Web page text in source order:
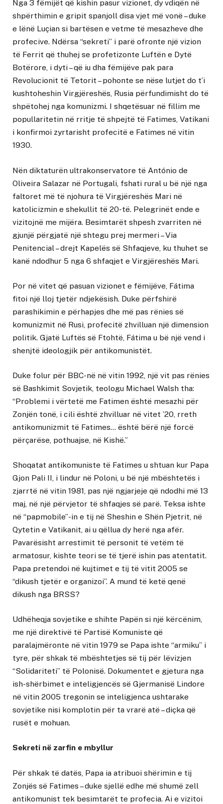
Nga 3 fëmijët që kishin pasur vizionet, dy vdiqën në
shpërthimin e gripit spanjoll disa vjet më vonë – duke
e lënë Luçian si bartësen e vetme të mesazheve dhe
profecive. Ndërsa “sekreti” i parë ofronte një vizion
të Ferrit që thuhej se profetizonte Luftën e Dytë
Botërore, i dyti – që iu dha fëmijëve pak para
Revolucionit të Tetorit – pohonte se nëse lutjet do t’i
kushtoheshin Virgjëreshës, Rusia përfundimisht do të
shpëtohej nga komunizmi. I shqetësuar në fillim me
popullaritetin në rritje të shpejtë të Fatimes, Vatikani
i konfirmoi zyrtarisht profecitë e Fatimes në vitin
1930.
Nën diktaturën ultrakonservatore të António de
Oliveira Salazar në Portugali, fshati rural u bë një nga
faltoret më të njohura të Virgjëreshës Mari në
katolicizmin e shekullit të 20-të. Pelegrinët ende e
vizitojnë me mijëra. Besimtarët shpesh zvarriten në
gjunjë përgjatë një shtegu prej mermeri – Via
Penitencial – drejt Kapelës së Shfaqjeve, ku thuhet se
kanë ndodhur 5 nga 6 shfaqjet e Virgjëreshës Mari.
Por në vitet që pasuan vizionet e fëmijëve, Fátima
fitoi një lloj tjetër ndjekësish. Duke përfshirë
parashikimin e përhapjes dhe më pas rënies së
komunizmit në Rusi, profecitë zhvilluan një dimension
politik. Gjatë Luftës së Ftohtë, Fátima u bë një vend i
shenjtë ideologjik për antikomunistët.
Duke folur për BBC-në në vitin 1992, një vit pas rënies
së Bashkimit Sovjetik, teologu Michael Walsh tha:
“Problemi i vërtetë me Fatimen është mesazhi për
Zonjën tonë, i cili është zhvilluar në vitet ’20, rreth
antikomunizmit të Fatimes… është bërë një forcë
përçarëse, pothuajse, në Kishë.”
Shoqatat antikomuniste të Fatimes u shtuan kur Papa
Gjon Pali II, i lindur në Poloni, u bë një mbështetës i
zjarrtë në vitin 1981, pas një ngjarjeje që ndodhi më 13
maj, në një përvjetor të shfaqjes së parë. Teksa ishte
në “papmobile”-in e tij në Sheshin e Shën Pjetrit, në
Qytetin e Vatikanit, ai u qëllua dy herë nga afër.
Pavarësisht arrestimit të personit të vetëm të
armatosur, kishte teori se të tjerë ishin pas atentatit.
Papa pretendoi në kujtimet e tij të vitit 2005 se
“dikush tjetër e organizoi”. A mund të ketë qenë
dikush nga BRSS?
Udhëheqja sovjetike e shihte Papën si një kërcënim,
me një direktivë të Partisë Komuniste që
paralajmëronte në vitin 1979 se Papa ishte “armiku” i
tyre, për shkak të mbështetjes së tij për lëvizjen
“Solidariteti” të Polonisë. Dokumentet e gjetura nga
ish-shërbimet e inteligjencës së Gjermanisë Lindore
në vitin 2005 tregonin se inteligjenca ushtarake
sovjetike nisi komplotin për ta vrarë atë – diçka që
rusët e mohuan.
Sekreti në zarfin e mbyllur
Për shkak të datës, Papa ia atribuoi shërimin e tij
Zonjës së Fatimes – duke sjellë edhe më shumë zell
antikomunist tek besimtarët te profecia. Ai e vizitoi